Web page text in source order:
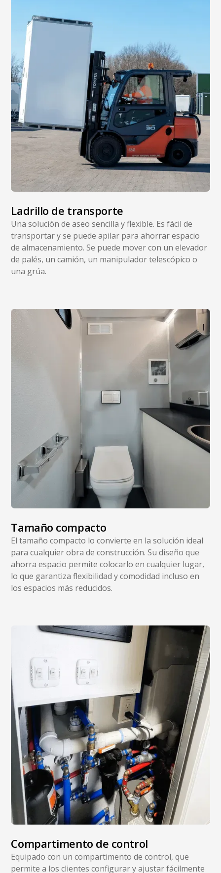
Ladrillo de transporte
Una solución de aseo sencilla y flexible. Es fácil de
transportar y se puede apilar para ahorrar espacio
de almacenamiento. Se puede mover con un elevador
de palés, un camión, un manipulador telescópico o
una grúa.
Tamaño compacto
El tamaño compacto lo convierte en la solución ideal
para cualquier obra de construcción. Su diseño que
ahorra espacio permite colocarlo en cualquier lugar,
lo que garantiza flexibilidad y comodidad incluso en
los espacios más reducidos.
Compartimento de control
Equipado con un compartimento de control, que
permite a los clientes configurar y ajustar fácilmente